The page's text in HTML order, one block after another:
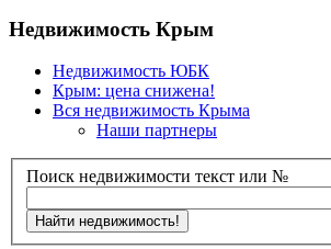
Недвижимость Крым
Недвижимость ЮБК
Крым: цена снижена!
Вся недвижимость Крыма
Наши партнеры
Поиск недвижимости текст или №